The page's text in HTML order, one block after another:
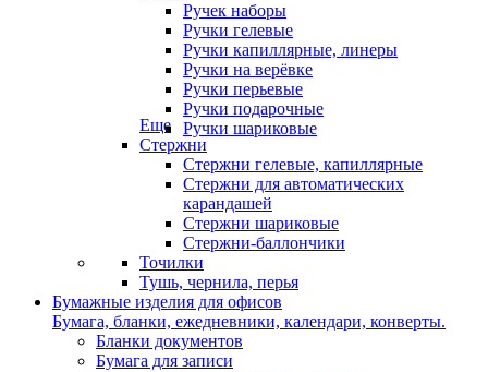
Ручек наборы
Ручки гелевые
Ручки капиллярные, линеры
Ручки на верёвке
Ручки перьевые
Ручки подарочные
Ручки шариковые
Еще
Стержни
Стержни гелевые, капиллярные
Стержни для автоматических
карандашей
Стержни шариковые
Стержни-баллончики
Точилки
Тушь, чернила, перья
Бумажные изделия для офисов
Бумага, бланки, ежедневники, календари, конверты.
Бланки документов
Бумага для записи